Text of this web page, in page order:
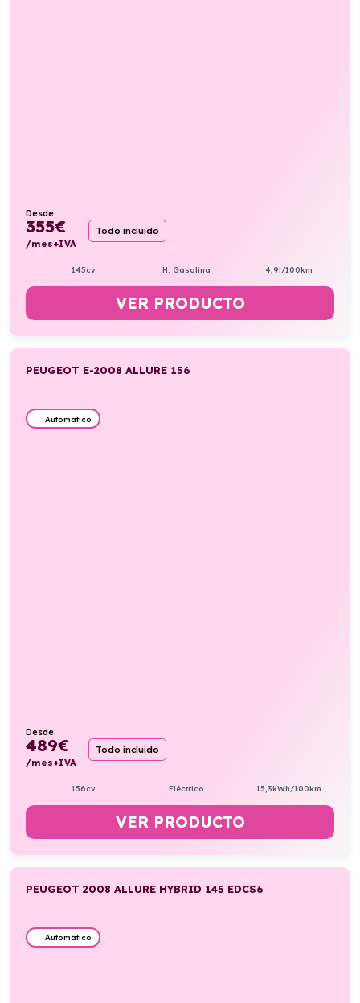
Desde:
355€
/mes+IVA
Todo incluido
145cv H. Gasolina 4,9l/100km
VER PRODUCTO
PEUGEOT E-2008 ALLURE 156
Automático
Desde:
489€
/mes+IVA
Todo incluido
156cv Eléctrico 15,3kWh/100km
VER PRODUCTO
PEUGEOT 2008 ALLURE HYBRID 145 EDCS6
Automático